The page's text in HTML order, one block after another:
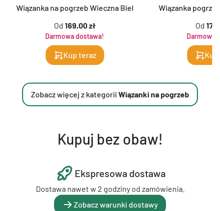
Wiązanka na pogrzeb Wieczna Biel
Od 169,00 zł
Darmowa dostawa!
Kup teraz
Wiązanka
Od
Darmowa
Zobacz więcej z kategorii Wiązanki na pogrzeb
Kupuj bez obaw!
Ekspresowa dostawa
Dostawa nawet w 2 godziny od zamówienia.
Zobacz warunki dostawy